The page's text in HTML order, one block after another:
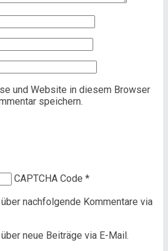
und Website in diesem Browser
speichern.
CAPTCHA Code *
nachfolgende Kommentare via
neue Beiträge via E-Mail.